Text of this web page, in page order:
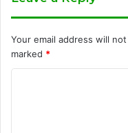
Your email address will
marked *